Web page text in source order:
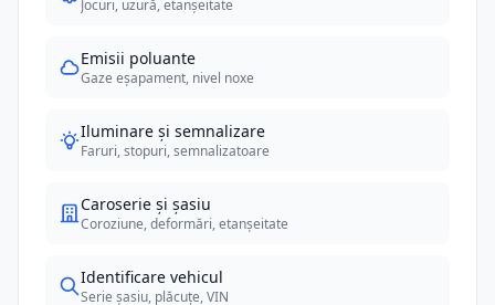
Jocuri, uzură, etanșeitate
Emisii poluante
Gaze eșapament, nivel noxe
Iluminare și semnalizare
Faruri, stopuri, semnalizatoare
Caroserie și șasiu
Coroziune, deformări, etanșeitate
Identificare vehicul
Serie șasiu, plăcuțe, VIN